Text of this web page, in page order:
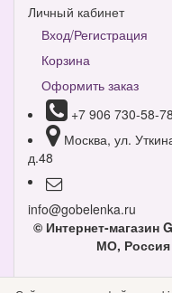
Личный кабинет
Вход/Регистрация
Корзина
Оформить заказ
+7 906 730-58-78
Москва, ул.
д.48
info@gobelenka.ru
© Интернет-магазин
МО, Россия